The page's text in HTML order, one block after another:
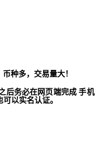
币种多，交易量大！
后务必在网页端完成 手
以实名认证。